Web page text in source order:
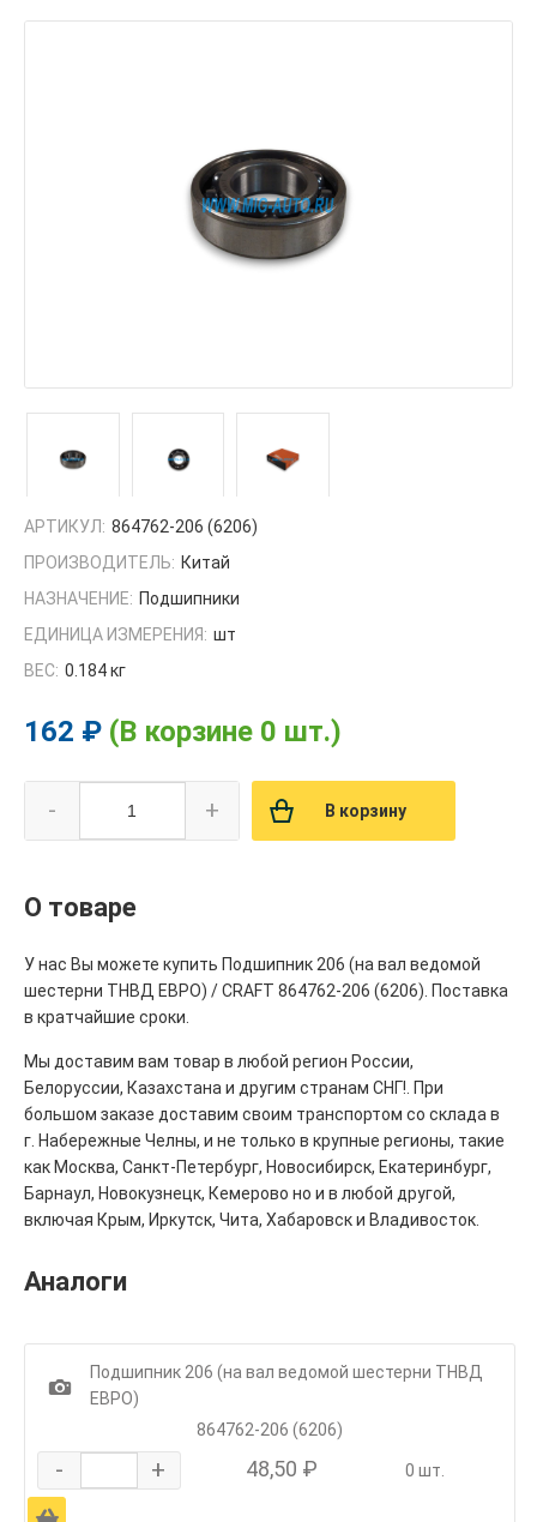
АРТИКУЛ: 864762-206 (6206)
ПРОИЗВОДИТЕЛЬ: Китай
НАЗНАЧЕНИЕ: Подшипники
ЕДИНИЦА ИЗМЕРЕНИЯ: шт
ВЕС: 0.184 кг
162 ₽ (В корзине 0 шт.)
- + В корзину
О товаре
У нас Вы можете купить Подшипник 206 (на вал ведомой
шестерни ТНВД ЕВРО) / CRAFT 864762-206 (6206). Поставка
в кратчайшие сроки.
Мы доставим вам товар в любой регион России,
Белоруссии, Казахстана и другим странам СНГ!. При
большом заказе доставим своим транспортом со склада в
г. Набережные Челны, и не только в крупные регионы, такие
как Москва, Санкт-Петербург, Новосибирск, Екатеринбург,
Барнаул, Новокузнецк, Кемерово но и в любой другой,
включая Крым, Иркутск, Чита, Хабаровск и Владивосток.
Аналоги
1
Подшипник 206 (на вал ведомой шестерни ТНВД
ЕВРО)
864762-206 (6206)
- + 48,50 ₽ 0 шт.